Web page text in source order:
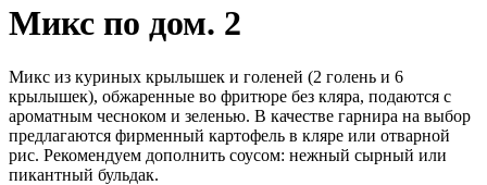
Микс по дом. 2
Микс из куриных крылышек и голеней (2 голень и 6
крылышек), обжаренные во фритюре без кляра, подаются с
ароматным чесноком и зеленью. В качестве гарнира на выбор
предлагаются фирменный картофель в кляре или отварной
рис. Рекомендуем дополнить соусом: нежный сырный или
пикантный бульдак.